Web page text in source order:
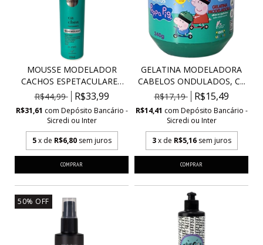
MOUSSE MODELADOR
CACHOS ESPETACULARES
VE...
R$44,99 R$33,99
R$31,61 com Depósito Bancário -
Sicredi ou Inter
5 x de R$6,80 sem juros
GELATINA MODELADORA
CABELOS ONDULADOS, C...
R$17,19
R$15,49
R$14,41 com Depósito Bancário -
Sicredi ou Inter
3 x de R$5,16 sem juros
50% OFF